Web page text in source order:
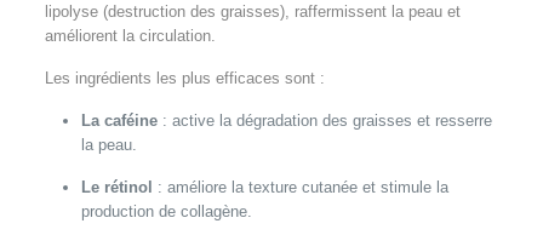
lipolyse (destruction des graisses), raffermissent la peau et
améliorent la circulation.
Les ingrédients les plus efficaces sont :
La caféine: active la dégradation des graisses et resserre
la peau.
Le rétinol : améliore la texture cutanée et stimule la
production de collagène.